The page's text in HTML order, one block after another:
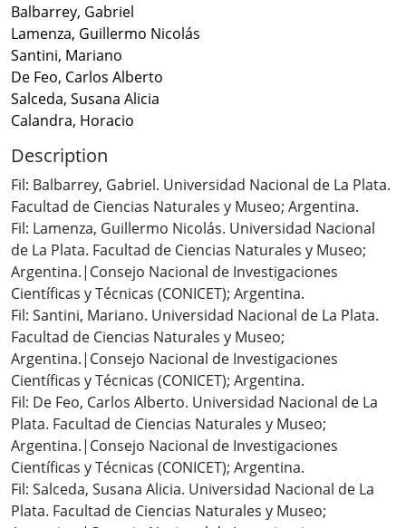
Balbarrey, Gabriel
Lamenza, Guillermo Nicolás
Santini, Mariano
De Feo, Carlos Alberto
Salceda, Susana Alicia
Calandra, Horacio
Description
Fil: Balbarrey, Gabriel. Universidad Nacional de La Plata.
Facultad de Ciencias Naturales y Museo; Argentina.
Fil: Lamenza, Guillermo Nicolás. Universidad Nacional
de La Plata. Facultad de Ciencias Naturales y Museo;
Argentina.|Consejo Nacional de Investigaciones
Científicas y Técnicas (CONICET); Argentina.
Fil: Santini, Mariano. Universidad Nacional de La Plata.
Facultad de Ciencias Naturales y Museo;
Argentina.|Consejo Nacional de Investigaciones
Científicas y Técnicas (CONICET); Argentina.
Fil: De Feo, Carlos Alberto. Universidad Nacional de La
Plata. Facultad de Ciencias Naturales y Museo;
Argentina.|Consejo Nacional de Investigaciones
Científicas y Técnicas (CONICET); Argentina.
Fil: Salceda, Susana Alicia. Universidad Nacional de La
Plata. Facultad de Ciencias Naturales y Museo;